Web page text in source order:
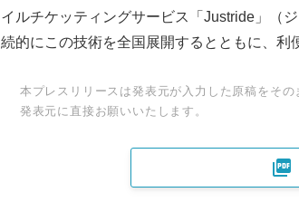
イルチケッティングサービス「Justride」（
続的にこの技術を全国展開するとともに、利
本プレスリリースは発表元が入力した原稿をそ
発表元に直接お願いいたします。
